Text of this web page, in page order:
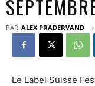
PAR ALEX PRADERVAND
Le Label Suisse